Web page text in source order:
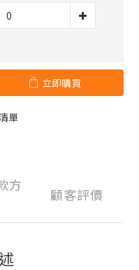
立即購買
單
方
顧客評價